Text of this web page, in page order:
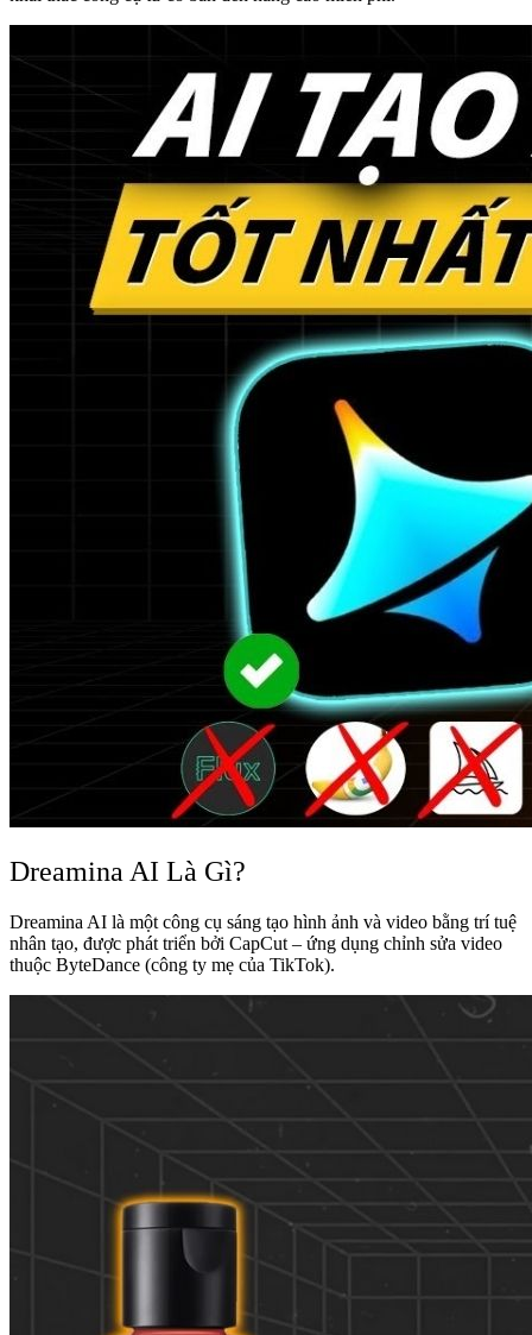
Dreamina AI Là Gì?
Dreamina AI là một công cụ sáng tạo hình ảnh và video bằng trí tuệ
nhân tạo, được phát triển bởi CapCut – ứng dụng chỉnh sửa video
thuộc ByteDance (công ty mẹ của TikTok).